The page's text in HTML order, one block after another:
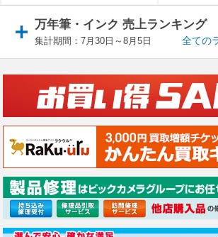
万年筆・インク 売上ランキング
集計期間：7月30日～8月5日 全ての